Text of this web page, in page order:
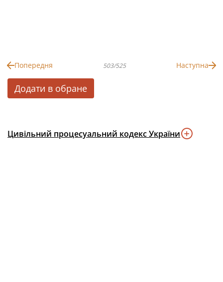
Попередня 503/525 Наступна
Додати в обране
Цивільний процесуальний кодекс України